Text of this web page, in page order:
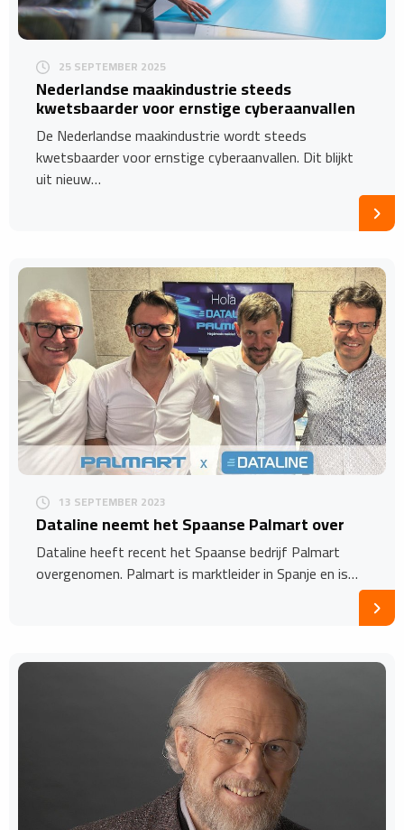
25 SEPTEMBER 2025
Nederlandse maakindustrie steeds
kwetsbaarder voor ernstige cyberaanvallen
De Nederlandse maakindustrie wordt steeds
kwetsbaarder voor ernstige cyberaanvallen. Dit blijkt
uit nieuw…
13 SEPTEMBER 2023
Dataline neemt het Spaanse Palmart over
Dataline heeft recent het Spaanse bedrijf Palmart
overgenomen. Palmart is marktleider in Spanje en is…